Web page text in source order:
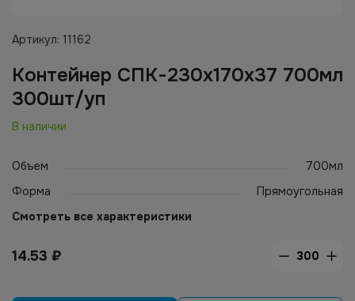
Артикул: 11162
Контейнер СПК-230х170х37 700мл
300шт/уп
В наличии
Объем
700мл
Форма
Прямоугольная
Смотреть все характеристики
14.53 ₽